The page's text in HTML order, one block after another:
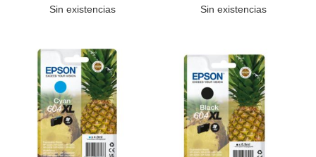
Sin existencias Sin existencias